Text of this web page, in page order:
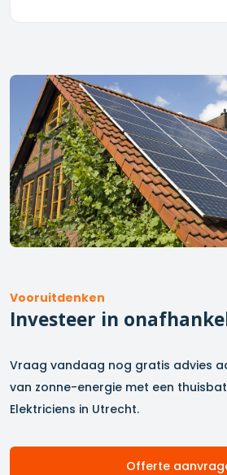
Vooruitdenken
Investeer in
Vraag vandaag nog gratis advies
van zonne-energie met een
Elektriciens in Utrecht.
Offerte